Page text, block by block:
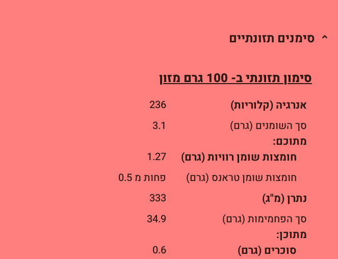
סימנים תזונתיים
סימון תזונתי ב- 100 גרם מזון
אנרגיה (קלוריות)
236
סך השומנים (גרם)
3.1
מתוכם:
חומצות שומן רוויות (גרם)
1.27
חומצות שומן טראנס (גרם)
פחות מ 0.5
נתרן (מ"ג)
333
סך הפחמימות (גרם)
34.9
מתוכן:
סוכרים (גרם)
0.6